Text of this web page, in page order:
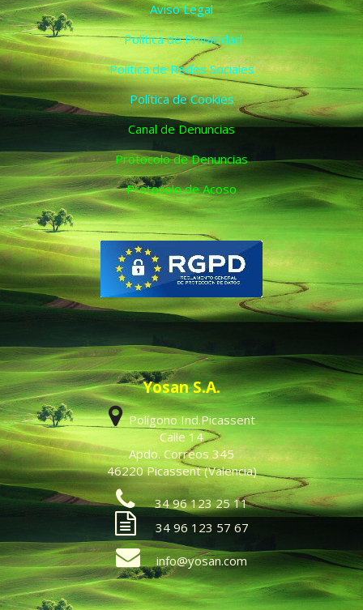
Aviso Legal
Política de Privacidad
Política de Redes Sociales
Política de Cookies
Canal de Denuncias
Protocolo de Denuncias
Protocolo de Acoso
Yosan S.A.
Polígono Ind.Picassent
Calle 14
Apdo. Correos 345
46220 Picassent (Valencia)
34 96 123 25 11
34 96 123 57 67
info@yosan.com